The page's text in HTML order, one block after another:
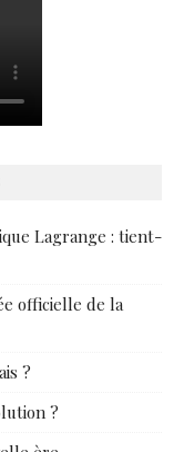
Lagrange : tient-
officielle de la
?
?